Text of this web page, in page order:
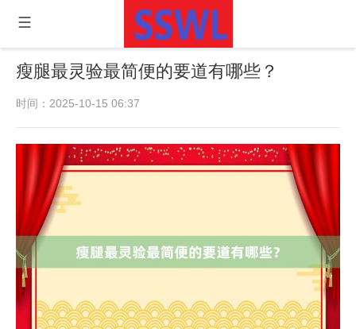
瘦腿最灵验最简便的要道有哪些？
时间：2025-10-15 06:37